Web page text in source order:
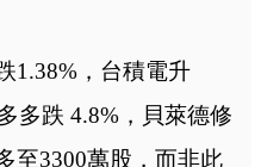
1.38%，台積電升
多跌 4.8%，貝萊德修
至3300萬股，而非此